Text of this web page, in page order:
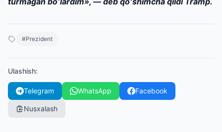
#Prezident
Ulashish:
Telegram WhatsApp Facebook
Nusxalash